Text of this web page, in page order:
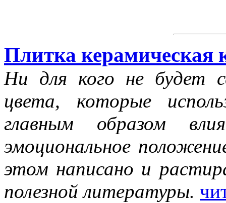
Плитка керамическая
Ни для кого не будет
цвета, которые
главным образом
эмоциональное
этом написано и
полезной литературы.